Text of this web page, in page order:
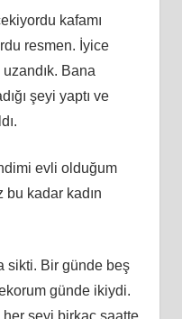
kafamı
resmen. İyice
Bana
şeyi yaptı ve
evli olduğum
kadar kadın
sikti. Bir günde beş
günde ikiydi.
her şeyi birkaç saatte